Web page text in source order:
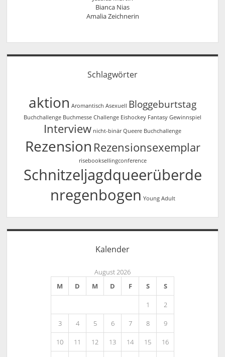
Bianca Nias
Amalia Zeichnerin
Schlagwörter
aktion Aromantisch Asexuell Bloggeburtstag
Buchchallenge Buchmesse Challenge Eishockey Fantasy Gewinnspiel
Interview nicht-binär Queere Buchchallenge
Rezension Rezensionsexemplar
risebooksellingconference
Schnitzeljagdqueerüberde
nregenbogen Young Adult
Kalender
August 2026
M
D M D F S S
1 2
3 4 5 6 7 8 9
10 11 12 13 14 15 16